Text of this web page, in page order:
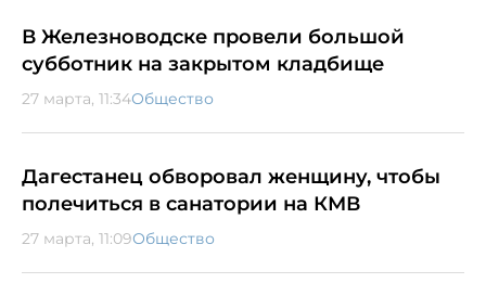
В Железноводске провели большой
субботник на закрытом кладбище
27 марта, 11:34Общество
Дагестанец обворовал женщину, чтобы
полечиться в санатории на КМВ
27 марта, 11:09Общество